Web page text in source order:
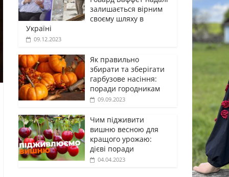
залишається вірним
своєму шляху в
Україні
09.12.2023
Як правильно
збирати та зберігати
гарбузове насіння:
поради городникам
09.09.2023
Чим підживити
вишню весною для
кращого урожаю:
дієві поради
04.04.2023